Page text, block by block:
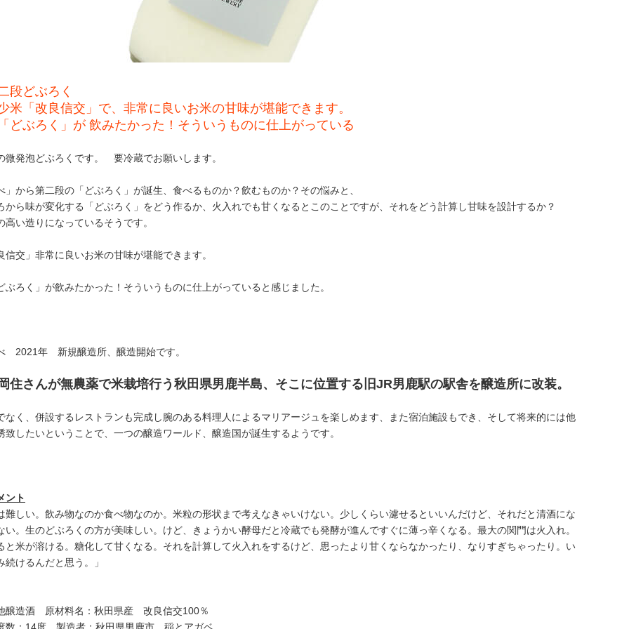
段どぶろく
米「改良信交」で、非常に良いお米の甘味が堪能できます。
どぶろく」が 飲みたかった！そういうものに仕上がっている
発泡どぶろくです。 要冷蔵でお願いします。
」から第二段の「どぶろく」が誕生、食べるものか？飲むものか？その悩みと、
から味が変化する「どぶろく」をどう作るか、火入れでも甘くなるとこのことですが、それをどう計算し甘味を設計するか？
高い造りになっているそうです。
信交」非常に良いお米の甘味が堪能できます。
ぶろく」が飲みたかった！そういうものに仕上がっていると感じました。
2021年 新規醸造所、醸造開始です。
住さんが無農薬で米栽培行う秋田県男鹿半島、そこに位置する旧JR男鹿駅の駅舎を醸造所に改装。
なく、併設するレストランも完成し腕のある料理人によるマリアージュを楽しめます、また宿泊施設もでき、そして将来的には他
致したいということで、一つの醸造ワールド、醸造国が誕生するようです。
ント
難しい。飲み物なのか食べ物なのか。米粒の形状まで考えなきゃいけない。少しくらい濾せるといいんだけど、それだと清酒にな
い。生のどぶろくの方が美味しい。けど、きょうかい酵母だと冷蔵でも発酵が進んですぐに薄っ辛くなる。最大の関門は火入れ。
と米が溶ける。糖化して甘くなる。それを計算して火入れをするけど、思ったより甘くならなかったり、なりすぎちゃったり。い
続けるんだと思う。」
醸造酒 原材料名：秋田県産 改良信交100％